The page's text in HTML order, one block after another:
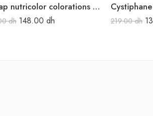
Biokap nutricolor colorations naturelles 6.3 blond foncé doré
dh 148.00 dh 219.00dh